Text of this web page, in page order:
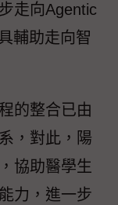
走向Agentic
輔助走向智
的整合已由
，對此，陽
協助醫學生
力，進一步